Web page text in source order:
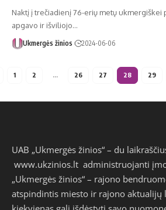
Naktį į trečiadienį 76-erių metų ukmergiškei
apgavo ir išviliojo…
Ukmergės žinios 2024-06-06
1 2 … 26 27 28 29
UAB „Ukmergės žinios“ – du
www.ukzinios.lt administruojanti
„Ukmergės žinios“ – rajono
atspindintis miesto ir rajono aktualijų